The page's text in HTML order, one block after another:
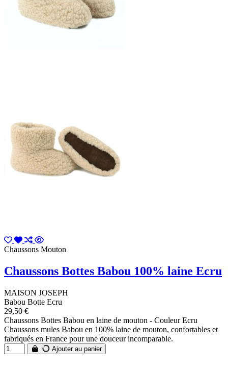
Chaussons Mouton
Chaussons Bottes Babou 100% laine Ecru
MAISON JOSEPH
Babou Botte Ecru
29,50 €
Chaussons Bottes Babou en laine de mouton - Couleur Ecru
Chaussons mules Babou en 100% laine de mouton, confortables et
fabriqués en France pour une douceur incomparable.
Ajouter au panier